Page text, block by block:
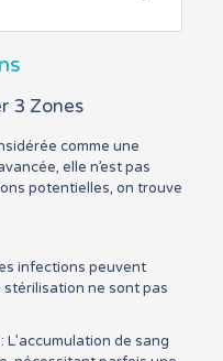
3 Zones
comme une
elle n’est pas
potentielles, on trouve
infections peuvent
ne sont pas
L’accumulation de sang